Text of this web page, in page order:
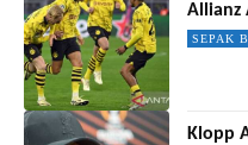
Allianz
SEPAK
Klopp